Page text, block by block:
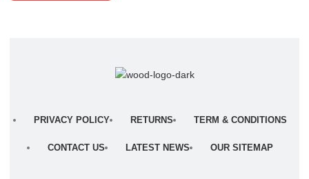
PRIVACY POLICY RETURNS TERM & CONDITIONS
CONTACT US LATEST NEWS OUR SITEMAP